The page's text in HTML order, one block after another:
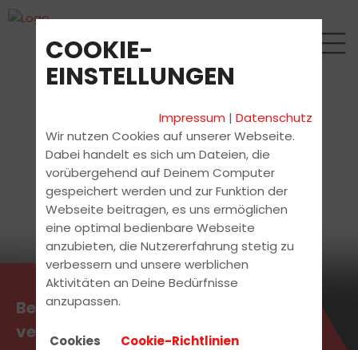
Beratungstermin jetzt
vereinbaren!
COOKIE-
EINSTELLUNGEN
Impressum |Datenschutz
Wir nutzen Cookies auf unserer Webseite.
Dabei handelt es sich um Dateien, die
vorübergehend auf Deinem Computer
gespeichert werden und zur Funktion der
Webseite beitragen, es uns ermöglichen
eine optimal bedienbare Webseite
anzubieten, die Nutzererfahrung stetig zu
verbessern und unsere werblichen
Aktivitäten an Deine Bedürfnisse
anzupassen.
Cookies Cookie-Richtlinien